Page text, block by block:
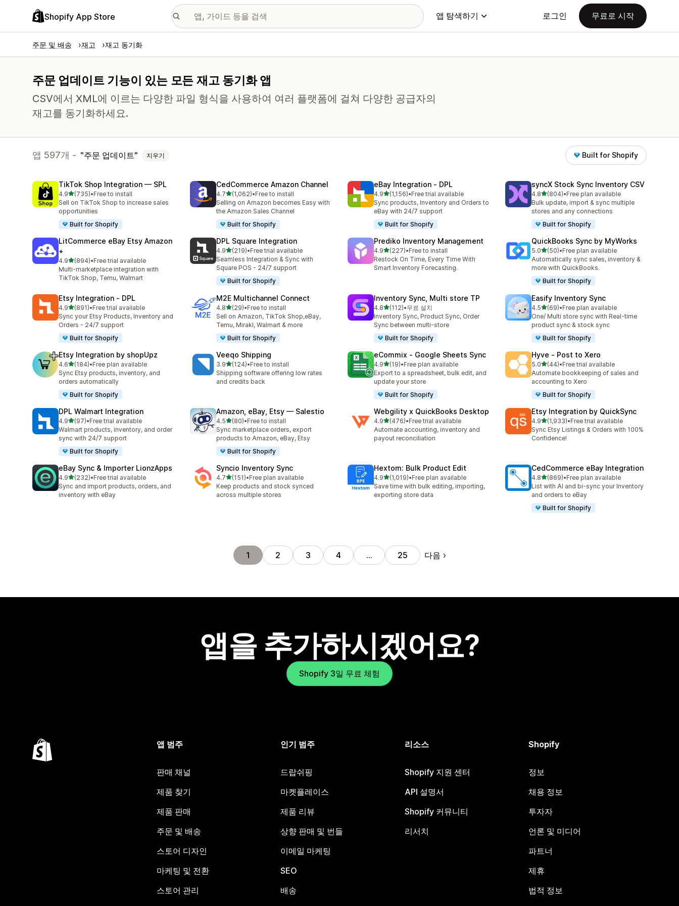
Shopify App Store 앱 탐색하기 로그인 무료로 시작
주문 및 배송 재고 재고 동기화
주문 업데이트 기능이 있는 모든 재고 동기화 앱
CSV에서 XML에 이르는 다양한 파일 형식을 사용하여 여러 플랫폼에 걸쳐 다양한 공급자의
재고를 동기화하세요.
앱 597개 - 주문 업데이트 지우기 Built for Shopify
TikTok Shop Integration — SPL
4.9별 5개 중
(735)
총 리뷰 735개
•Free to install
Sell on TikTok Shop to increase sales
opportunities
Built for Shopify
CedCommerce Amazon Channel
4.7별 5개 중
(1,062)
총 리뷰 1062개
•Free to install
Selling on Amazon becomes Easy with
the Amazon Sales Channel
Built for Shopify
eBay Integration ‑ DPL
4.9별 5개 중
(1,156)
총 리뷰 1156개
•Free trial available
Sync products, Inventory and Orders to
eBay with 24/7 support
Built for Shopify
syncX Stock Sync Inventory CSV
4.8별 5개 중
(804)
총 리뷰 804개
•Free plan available
Bulk update, import & sync multiple
stores and any connections
Built for Shopify
LitCommerce eBay Etsy Amazon
+
4.9별 5개 중
(894)
총 리뷰 894개
•Free trial available
Multi-marketplace integration with
TikTok Shop, Temu, Walmart
DPL Square Integration
4.9별 5개 중
(219)
총 리뷰 219개
•Free trial available
Seamless Integration & Sync with
Square POS - 24/7 support
Built for Shopify
Prediko Inventory Management
4.9별 5개 중
(227)
총 리뷰 227개
•Free to install
Restock On Time, Every Time With
Smart Inventory Forecasting.
QuickBooks Sync by MyWorks
5.0별 5개 중
(50)
총 리뷰 50개
•Free plan available
Automatically sync sales, inventory &
more with QuickBooks.
Built for Shopify
Etsy Integration ‑ DPL
4.9별 5개 중
(891)
총 리뷰 891개
•Free trial available
Sync your Etsy Products, Inventory and
Orders - 24/7 support
Built for Shopify
M2E Multichannel Connect
4.8별 5개 중
(29)
총 리뷰 29개
•Free to install
Sell on Amazon, TikTok Shop,eBay,
Temu, Mirakl, Walmart & more
Built for Shopify
Inventory Sync, Multi store TP
4.8별 5개 중
(112)
총 리뷰 112개
•무료 설치
Inventory Sync, Product Sync, Order
Sync between multi-store
Built for Shopify
Easify Inventory Sync
4.5별 5개 중
(69)
총 리뷰 69개
•Free plan available
One/ Multi store sync with Real-time
product sync & stock sync
Built for Shopify
Etsy Integration by shopUpz
4.6별 5개 중
(184)
총 리뷰 184개
•Free plan available
Sync Etsy products, inventory, and
orders automatically
Built for Shopify
Veeqo Shipping
3.9별 5개 중
(124)
총 리뷰 124개
•Free to install
Shipping software offering low rates
and credits back
eCommix ‑ Google Sheets Sync
4.9별 5개 중
(19)
총 리뷰 19개
•Free plan available
Export to a spreadsheet, bulk edit, and
update your store
Built for Shopify
Hyve ‑ Post to Xero
5.0별 5개 중
(44)
총 리뷰 44개
•Free trial available
Automate bookkeeping of sales and
accounting to Xero
Built for Shopify
DPL Walmart Integration
4.9별 5개 중
(97)
총 리뷰 97개
•Free trial available
Walmart products, inventory, and order
sync with 24/7 support
Built for Shopify
Amazon, eBay, Etsy — Salestio
4.5별 5개 중
(80)
총 리뷰 80개
•Free to install
Sync marketplace orders, export
products to Amazon, eBay, Etsy
Built for Shopify
Webgility x QuickBooks Desktop
4.9별 5개 중
(476)
총 리뷰 476개
•Free trial available
Automate accounting, inventory and
payout reconciliation
Etsy Integration by QuickSync
4.9별 5개 중
(1,933)
총 리뷰 1933개
•Free trial available
Sync Etsy Listings & Orders with 100%
Confidence!
eBay Sync & Importer LionzApps
4.9별 5개 중
(232)
총 리뷰 232개
•Free trial available
Sync and import products, orders, and
inventory with eBay
Syncio Inventory Sync
4.7별 5개 중
(151)
총 리뷰 151개
•Free plan available
Keep products and stock synced
across multiple stores
Hextom: Bulk Product Edit
4.9별 5개 중
(1,019)
총 리뷰 1019개
•Free plan available
Save time with bulk editing, importing,
exporting store data
CedCommerce eBay Integration
4.8별 5개 중
(869)
총 리뷰 869개
•Free plan available
List with AI and bi-sync your Inventory
and orders to eBay
Built for Shopify
1 2 3 4 … 25 다음
앱을 추가하시겠어요?
Shopify 3일 무료 체험
앱 범주
판매 채널
제품 찾기
제품 판매
주문 및 배송
스토어 디자인
마케팅 및 전환
스토어 관리
인기 범주
드랍쉬핑
마켓플레이스
제품 리뷰
상향 판매 및 번들
이메일 마케팅
SEO
배송
리소스
Shopify 지원 센터
API 설명서
Shopify 커뮤니티
리서치
Shopify
정보
채용 정보
투자자
언론 및 미디어
파트너
제휴
법적 정보